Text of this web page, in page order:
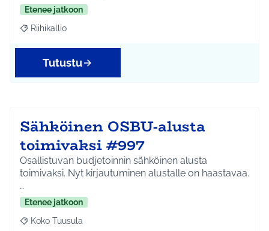
Etenee jatkoon
Rajaa tulokset aihepiirin mukaan: Riihikallio
Riihikallio
Tutustu
Sähköinen OSBU-alusta
toimivaksi #997
Osallistuvan budjetoinnin sähköinen alusta
toimivaksi. Nyt kirjautuminen alustalle on haastavaa.
…
Etenee jatkoon
Rajaa tulokset aihepiirin mukaan: Koko Tuusula
Koko Tuusula